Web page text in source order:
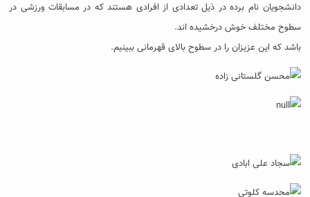
دانشجویان نام برده در ذیل تعدادی از افرادی هستند که در مسابقات ورزشی در
سطوح مختلف خوش درخشیده اند.
باشد که این عزیزان را در سطوح بالای قهرمانی ببینیم.